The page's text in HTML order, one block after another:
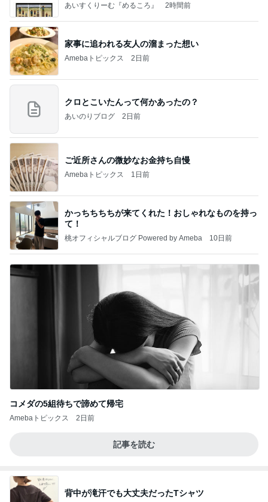
あいすくりーむ『めるころ』 2時間前
家事に追われる友人の溜まった想い
Amebaトピックス 2日前
クロとこいたんって何かあったの？
あいのりブログ 2日前
ご近所さんの微妙なお金持ち自慢
Amebaトピックス 1日前
かっちちちちが来てくれた！おしゃれなものを持っ
て！
桃オフィシャルブログ Powered by Ameba 10日前
コメダの5組待ちで諦めて帰宅
Amebaトピックス 2日前
記事を読む
背中が滝汗でも大丈夫だったTシャツ